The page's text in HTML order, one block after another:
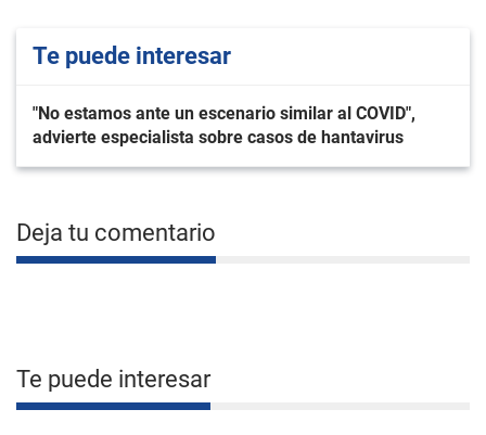
Te puede interesar
"No estamos ante un escenario similar al COVID",
advierte especialista sobre casos de hantavirus
Deja tu comentario
Te puede interesar